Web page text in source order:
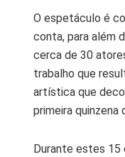
O espetáculo é
conta, para além
cerca de 30
trabalho que
artística que
primeira quinzena
Durante estes